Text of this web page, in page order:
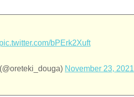
bPErk2Xuft
November 23, 2021